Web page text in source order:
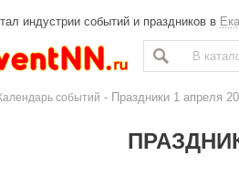
индустрии событий и праздников в
событий - Праздники 1 апреля